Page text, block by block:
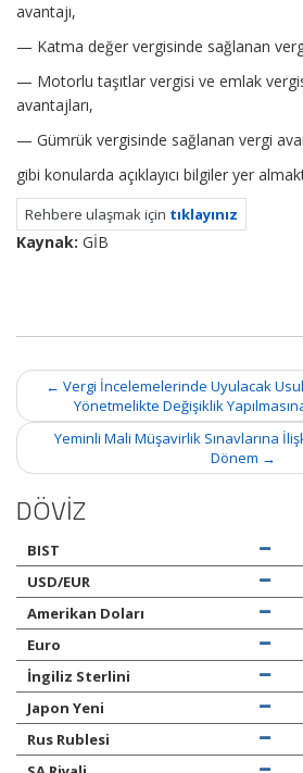
avantajı,
— Katma değer vergisinde sağlanan
— Motorlu taşıtlar vergisi ve emlak
avantajları,
— Gümrük vergisinde sağlanan vergi
gibi konularda açıklayıcı bilgiler yer
Rehbere ulaşmak için tıklayınız
Kaynak: GİB
Post
navigation
← Vergi İncelemelerinde Uyulacak
Yönetmelikte Değişiklik
Yeminli Mali Müşavirlik Sınavlarına
Dönem →
DÖVİZ
BIST
USD/EUR
Amerikan Doları
Euro
İngiliz Sterlini
Japon Yeni
Rus Rublesi